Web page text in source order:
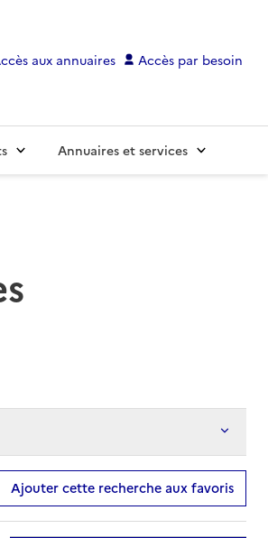
aux annuaires Accès par besoin
Annuaires et services
Ajouter cette recherche aux favoris